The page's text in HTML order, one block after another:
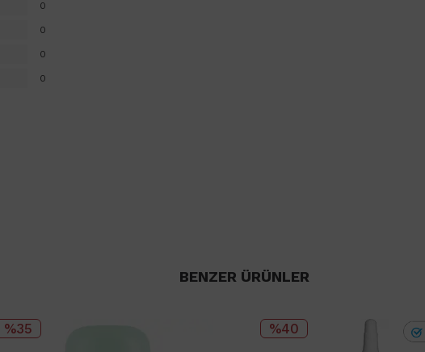
0
0
0
0
BENZER ÜRÜNLER
%35 %40